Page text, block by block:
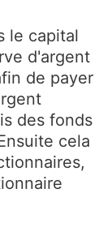
le capital
d'argent
de payer
des fonds
cela